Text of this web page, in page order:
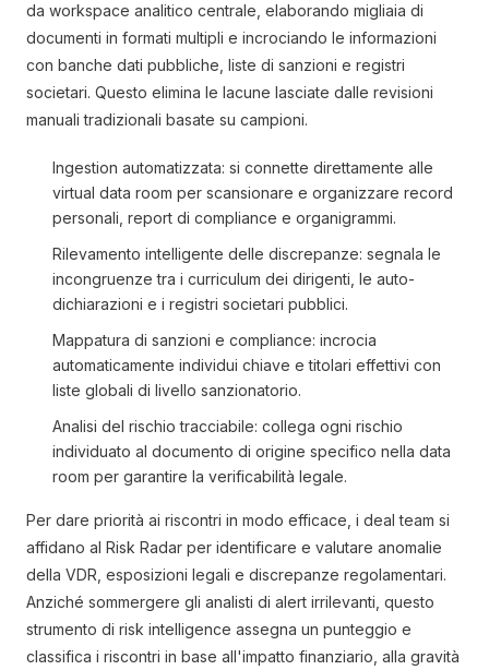
da workspace analitico centrale, elaborando migliaia di
documenti in formati multipli e incrociando le informazioni
con banche dati pubbliche, liste di sanzioni e registri
societari. Questo elimina le lacune lasciate dalle revisioni
manuali tradizionali basate su campioni.
Ingestion automatizzata: si connette direttamente alle
virtual data room per scansionare e organizzare record
personali, report di compliance e organigrammi.
Rilevamento intelligente delle discrepanze: segnala le
incongruenze tra i curriculum dei dirigenti, le auto-
dichiarazioni e i registri societari pubblici.
Mappatura di sanzioni e compliance: incrocia
automaticamente individui chiave e titolari effettivi con
liste globali di livello sanzionatorio.
Analisi del rischio tracciabile: collega ogni rischio
individuato al documento di origine specifico nella data
room per garantire la verificabilità legale.
Per dare priorità ai riscontri in modo efficace, i deal team si
affidano al Risk Radar per identificare e valutare anomalie
della VDR, esposizioni legali e discrepanze regolamentari.
Anziché sommergere gli analisti di alert irrilevanti, questo
strumento di risk intelligence assegna un punteggio e
classifica i riscontri in base all'impatto finanziario, alla gravità